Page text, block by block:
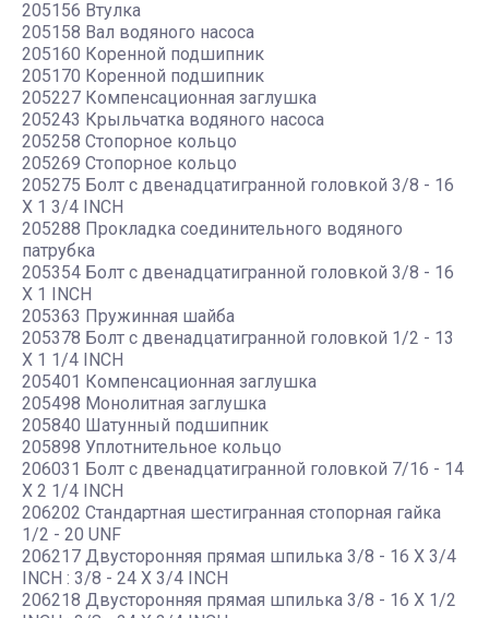
205156 Втулка
205158 Вал водяного насоса
205160 Коренной подшипник
205170 Коренной подшипник
205227 Компенсационная заглушка
205243 Крыльчатка водяного насоса
205258 Стопорное кольцо
205269 Стопорное кольцо
205275 Болт с двенадцатигранной головкой 3/8 - 16
X 1 3/4 INCH
205288 Прокладка соединительного водяного
патрубка
205354 Болт с двенадцатигранной головкой 3/8 - 16
X 1 INCH
205363 Пружинная шайба
205378 Болт с двенадцатигранной головкой 1/2 - 13
X 1 1/4 INCH
205401 Компенсационная заглушка
205498 Монолитная заглушка
205840 Шатунный подшипник
205898 Уплотнительное кольцо
206031 Болт с двенадцатигранной головкой 7/16 - 14
X 2 1/4 INCH
206202 Стандартная шестигранная стопорная гайка
1/2 - 20 UNF
206217 Двусторонняя прямая шпилька 3/8 - 16 X 3/4
INCH : 3/8 - 24 X 3/4 INCH
206218 Двусторонняя прямая шпилька 3/8 - 16 X 1/2